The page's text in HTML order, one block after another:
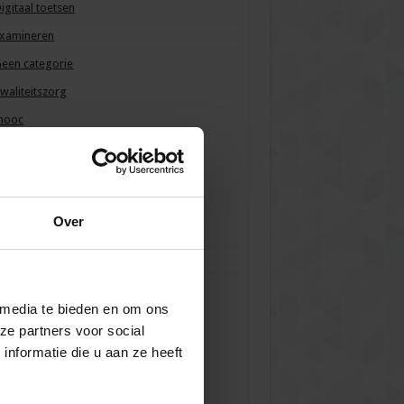
Over
te bieden en om ons
partners voor social
die u aan ze heeft
toetsen
categorie
Taken en verantwoordelijkheden